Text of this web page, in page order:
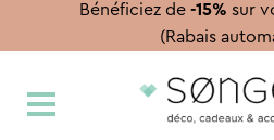
Bénéficiez de -15% sur
(Rabais
à
au